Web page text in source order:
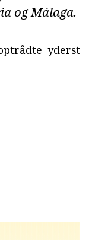
og Málaga.
yderst